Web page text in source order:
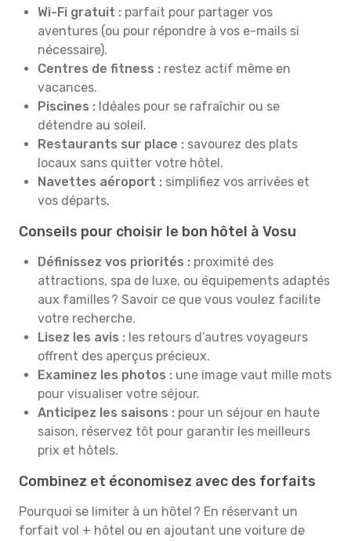
Wi-Fi gratuit : parfait pour partager vos
aventures (ou pour répondre à vos e-mails si
nécessaire).
Centres de fitness : restez actif même en
vacances.
Piscines : Idéales pour se rafraîchir ou se
détendre au soleil.
Restaurants sur place : savourez des plats
locaux sans quitter votre hôtel.
Navettes aéroport : simplifiez vos arrivées et
vos départs.
Conseils pour choisir le bon hôtel à Vosu
Définissez vos priorités : proximité des
attractions, spa de luxe, ou équipements adaptés
aux familles ? Savoir ce que vous voulez facilite
votre recherche.
Lisez les avis : les retours d’autres voyageurs
offrent des aperçus précieux.
Examinez les photos : une image vaut mille mots
pour visualiser votre séjour.
Anticipez les saisons : pour un séjour en haute
saison, réservez tôt pour garantir les meilleurs
prix et hôtels.
Combinez et économisez avec des forfaits
Pourquoi se limiter à un hôtel ? En réservant un
forfait vol + hôtel ou en ajoutant une voiture de